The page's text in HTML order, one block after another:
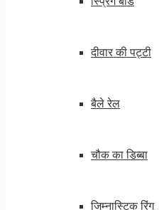
दीवार की पट्टी
बैले रेल
चौक का डिब्बा
जिम्नास्टिक रिंग